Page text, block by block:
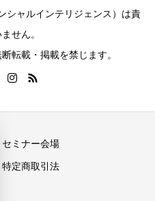
シャルインテリジェンス）は責
せん。
転載・掲載を禁じます。
セミナー会場
特定商取引法